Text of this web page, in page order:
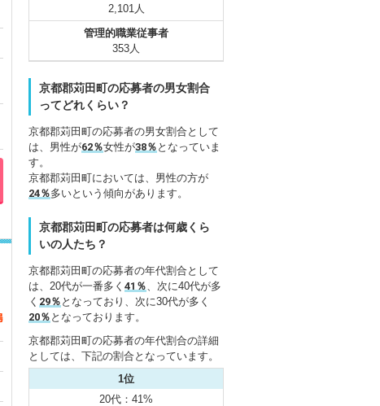
2,101人
管理的職業従事者
353人
京都郡苅田町の応募者の男女割合
ってどれくらい？
京都郡苅田町の応募者の男女割合として
は、男性が62％女性が38％ となっていま
す。
京都郡苅田町においては、男性の方が
24％多いという傾向があります。
京都郡苅田町の応募者は何歳くら
いの人たち？
京都郡苅田町の応募者の年代割合として
は、20代が一番多く 41％、次に40代が多
く 29％ となっており、次に30代が多く
20％ となっております。
京都郡苅田町の応募者の年代割合の詳細
としては、下記の割合となっています。
1位
20代：41%